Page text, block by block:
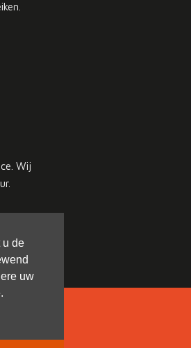
u de
uw
Wij